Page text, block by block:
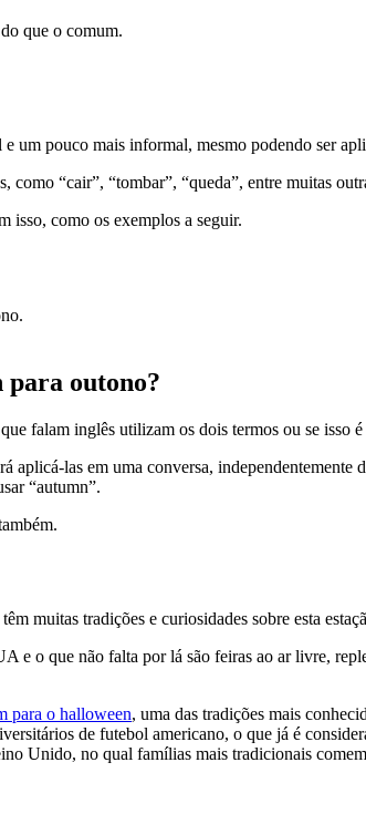
que o comum.
um pouco mais informal, mesmo podendo ser
como “cair”, “tombar”, “queda”, entre muitas
isso, como os exemplos a seguir.
para outono?
falam inglês utilizam os dois termos ou se isso
aplicá-las em uma conversa,
“autumn”.
muitas tradições e curiosidades sobre esta
e o que não falta por lá são feiras ao ar livre,
para o halloween, uma das tradições mais
de futebol americano, o que já é
Unido, no qual famílias mais tradicionais